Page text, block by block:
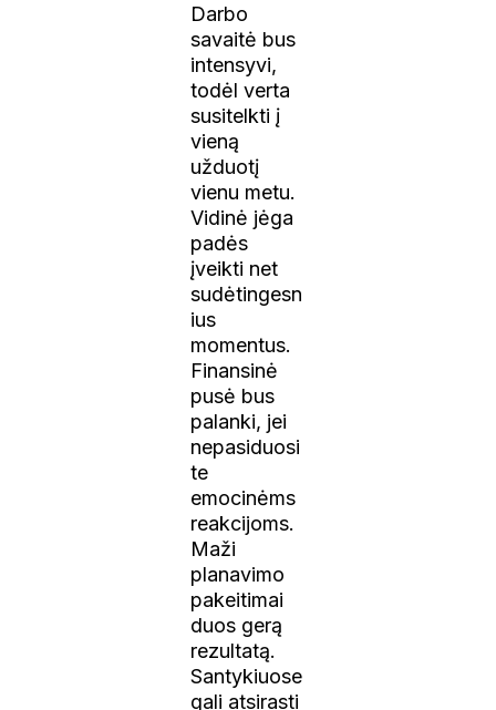
Darbo
savaitė bus
intensyvi,
todėl verta
susitelkti į
vieną
užduotį
vienu metu.
Vidinė jėga
padės
įveikti net
sudėtingesn
ius
momentus.
Finansinė
pusė bus
palanki, jei
nepasiduosi
te
emocinėms
reakcijoms.
Maži
planavimo
pakeitimai
duos gerą
rezultatą.
Santykiuose
gali atsirasti